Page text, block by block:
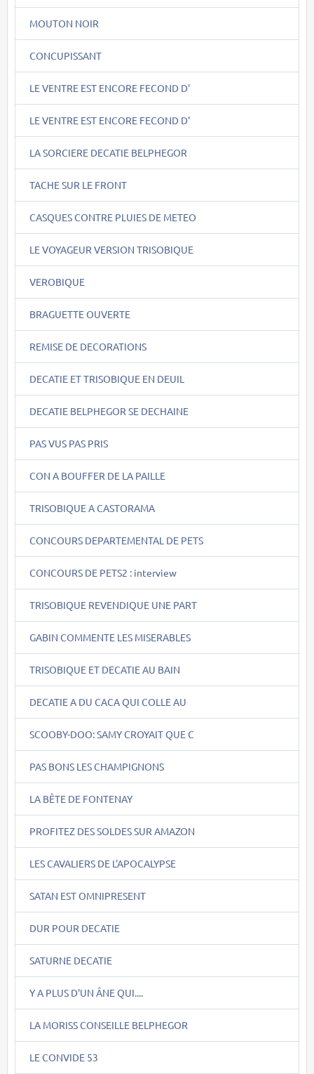
MOUTON NOIR
CONCUPISSANT
LE VENTRE EST ENCORE FECOND D'
LE VENTRE EST ENCORE FECOND D'
LA SORCIERE DECATIE BELPHEGOR
TACHE SUR LE FRONT
CASQUES CONTRE PLUIES DE METEO
LE VOYAGEUR VERSION TRISOBIQUE
VEROBIQUE
BRAGUETTE OUVERTE
REMISE DE DECORATIONS
DECATIE ET TRISOBIQUE EN DEUIL
DECATIE BELPHEGOR SE DECHAINE
PAS VUS PAS PRIS
CON A BOUFFER DE LA PAILLE
TRISOBIQUE A CASTORAMA
CONCOURS DEPARTEMENTAL DE PETS
CONCOURS DE PETS2 : interview
TRISOBIQUE REVENDIQUE UNE PART
GABIN COMMENTE LES MISERABLES
TRISOBIQUE ET DECATIE AU BAIN
DECATIE A DU CACA QUI COLLE AU
SCOOBY-DOO: SAMY CROYAIT QUE C
PAS BONS LES CHAMPIGNONS
LA BÊTE DE FONTENAY
PROFITEZ DES SOLDES SUR AMAZON
LES CAVALIERS DE L'APOCALYPSE
SATAN EST OMNIPRESENT
DUR POUR DECATIE
SATURNE DECATIE
Y A PLUS D'UN ÂNE QUI....
LA MORISS CONSEILLE BELPHEGOR
LE CONVIDE 53